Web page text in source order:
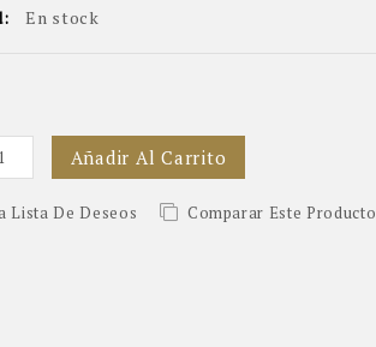
En stock
Añadir Al Carrito
Lista De Deseos Comparar Este Producto